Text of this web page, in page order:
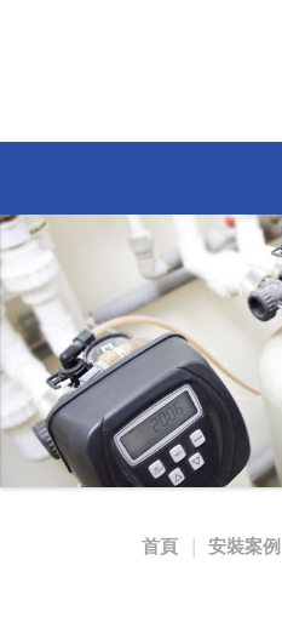
首頁 安裝案例